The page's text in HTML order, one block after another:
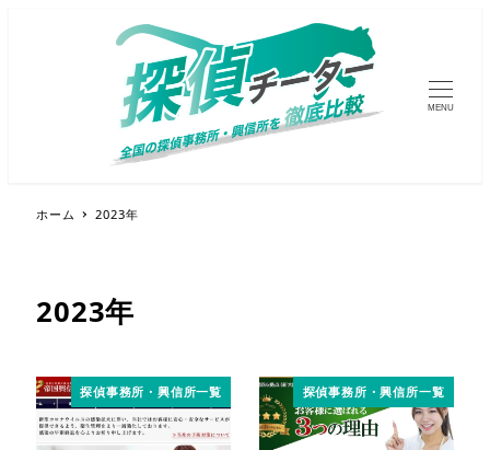
MENU
ホーム 2023年
2023年
探偵事務所・興信所一覧 探偵事務所・興信所一覧